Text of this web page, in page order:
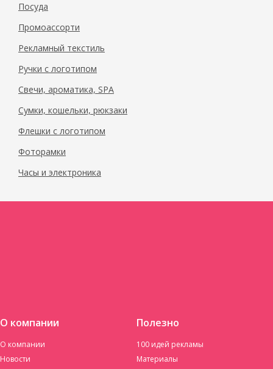
Посуда
Промоассорти
Рекламный текстиль
Ручки с логотипом
Свечи, ароматика, SPA
Сумки, кошельки, рюкзаки
Флешки с логотипом
Фоторамки
Часы и электроника
О компании
О компании
Новости
Полезно
100 идей рекламы
Материалы